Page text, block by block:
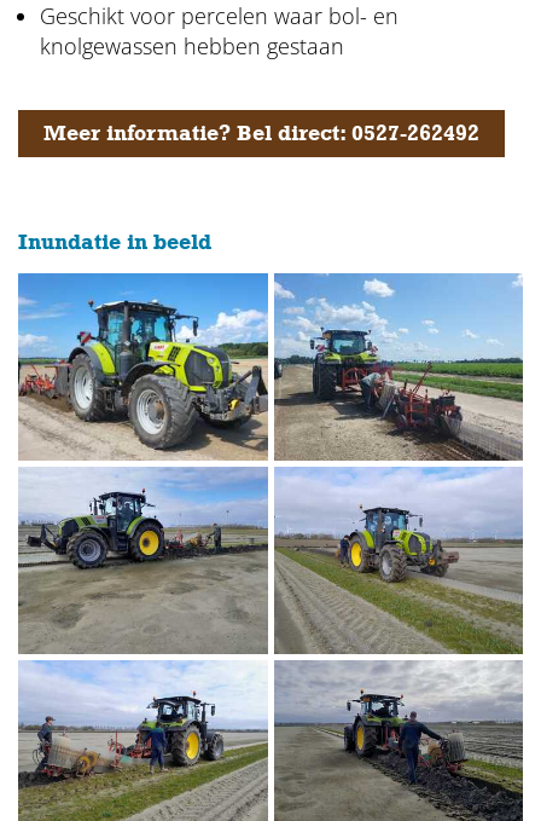
Geschikt voor percelen waar bol- en
knolgewassen hebben gestaan
Meer informatie? Bel direct: 0527-262492
Inundatie in beeld